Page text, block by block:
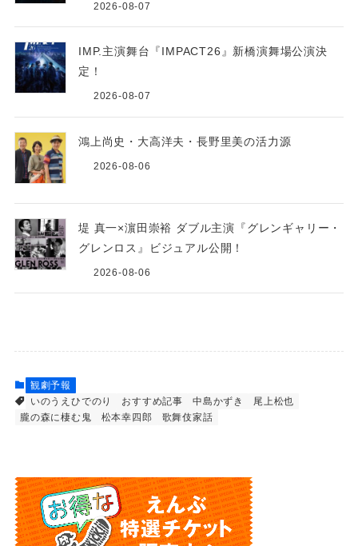
2026-08-07
IMP.主演舞台『IMPACT26』新橋演舞場公演決
定！
2026-08-07
鴻上尚史・大高洋夫・長野里美の活力源
2026-08-06
堤 真一×濵田崇裕 ダブル主演『グレンギャリー・
グレンロス』ビジュアル公開！
2026-08-06
観劇予報
いのうえひでのり
おすすめ記事 中島かずき
尾上松也
朧の森に棲む鬼
松本幸四郎 歌舞伎家話